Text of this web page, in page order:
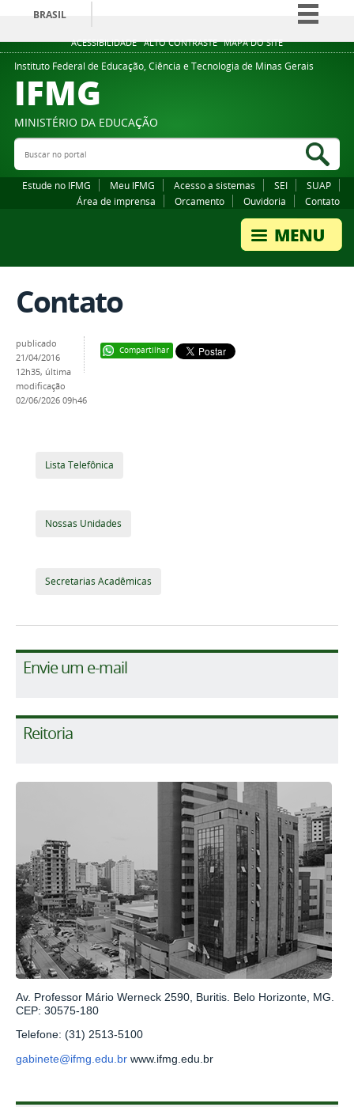
ACESSIBILIDADE ALTO CONTRASTE MAPA DO SITE
BRASIL
Simplifique!
Comunica BR
Legislação
Instituto Federal de Educação, Ciência e Tecnologia de Minas Gerais
IFMG
MINISTÉRIO DA EDUCAÇÃO
Buscar no portal
Estude no IFMG Meu IFMG Acesso a sistemas SEI
SUAP
Área de imprensa
Orcamento Ouvidoria Contato
Contato
Compartilhar
publicado
21/04/2016
12h35, última
modificação
02/06/2026 09h46
Lista Telefônica
Nossas Unidades
Secretarias Acadêmicas
Envie um e-mail
Reitoria
Av. Professor Mário Werneck 2590, Buritis. Belo Horizonte, MG.
CEP: 30575-180
Telefone: (31) 2513-5100
gabinete@ifmg.edu.br www.ifmg.edu.br